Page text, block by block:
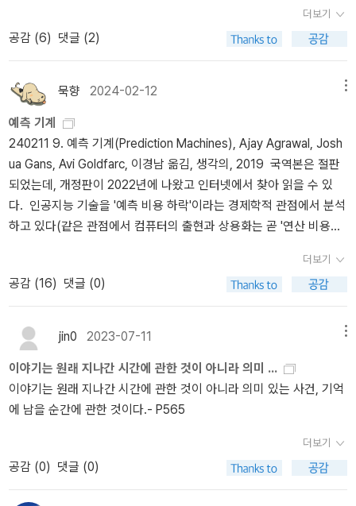
가 어떠해야 하는지 보여주는 좋은 사례에 해당하는 책이기도 하다.
어쩌면 부록에 해당하는 짧은 논문 두 편의 해설에 해당하는 본문 67
을 뒤엎은 심리학자의 실험과 설명이 언제나 그 자리에서 벗어나지
못하는 생각의 방향과 깊이를 바로잡아준다.
베르트 마르쿠제, 에리히 프롬 <프로이트 심리학 심리학 비판>, 선영
사12. 스탠리 밀그램, <권위에 대한 복종>, 에코리브르 13. 로버트 E.
세이어, <기분의 문제>, 청림출판 14. 장 피아제, <지능의 심리학>,
양서원 15. 스티븐 핑커, <빈 서판>, 사이언스북스 16. 올리버 색스,
<아내를 모자로 착각한 남자>, 알마 17. 빌라야누르 라마찬드란, <라
마찬드란 박사의 두뇌 실험실>, 바다출판사 18. 빅터 프랭클, <죽음
의 수용소에서>, 청아출판사 19. 도널드 A. 노먼, <디자인과 인간심
리>, 학지사 20. 자크 라캉, <욕망이론>, 문예출판사 21. 크리스토퍼
차브리스, <보이지 않는 고릴라>, 김영사 22. 칼 매닝거, <인간의 마
음, 무엇이 문제인가> 선영사 23. 토머스 A. 해리스, <마음의 해부학
>, 21세기북스 24. 구스타프 르봉, <군중심리>, 간디서원 25. 프로이
트, <정신분석학 입문>, 범우사 25. 조 내버로 & 마빈 칼린스, <FBI
워드 가드너, <다중지능>, 28. 에드워드 드 보노, <수평적 사고> 29.
하이, <창의성의 즐거움>, 북로드 31. 로버트 치알디니, <설득의 심리
학>, 21세기북스 32. 아르투어 슈니츨러, <사랑의 묘약>, 문예출판
사 33. 슈테판 츠바이크, <초조한 마음>, 문학과지성사
돌베개 74.생각에 관한 생각:우리의 행동을 지배하는 생각의 반란!.대
니얼 카너만 김영사 75.내 안에서 나를 만드는 것들 아담 스미스 세계
사 76.빈 서판(인간은 본성을 타고나는가) 스티븐 핑커 사이언스북스
77.무엇이 탁월한 삶인가 리처드 테일러 마디 78.철학이 필요한 시간
강신주 사계절 79.니코마코스 윤리학 아리스토텔레스 숲 80.죽음이
란 무엇인가 셀리 케이건 엘도라도 81.순수이성비판.1-2. 임마누엘
칸드 아카넷 82.꿈의 해석 프로이트 돋을새김 83.강신주의 감정수업
(스피노자와 함께 배우는 인간의 48가지 얼굴) 강신주 민음사
▣ 과 학 84.과학혁명의 구조 [4판]
토머스 S. 쿤 까치 85.이기적 유전자 [개정판] 리처드 도킨스 을유문
종의 기원 : 생물의 진화론을 확립시킨 획기적인 고전 다윈 홍신문화
사 90.전쟁이 발명한 과학기술의 역사 도현신 시대의창 91.카오스 :
새로운 과학의 출현 [20주년 기념판] 제임스 글릭 92.뇌 : 생각의 출
현 박문호 휴머니스트 93.눈먼 시계공 리처드 도킨스 사이언스북스
94.코스모스 [보급판] 칼 세이건 사이언스북스 95.이중나선 제임스
왓슨 궁리 96.우주의 통찰 앨런 구스 와이즈베리 97.객관성의 칼날
찰스 길리스피 이필렬 98.엔트로피 제레미 리프킨 세종연구원 공사
추천 목록중 철학과 과학편중 그나마 철학편은 논어나 장자,꿈의 해
로 들은 책 제목이라도 있으나 과학편중엥서 읽은 책은 코스모스가
더보기
공감 (6) 댓글 (2)
묵향 2024-02-12
예측 기계
240211 9. 예측 기계(Prediction Machines), Ajay Agrawal, Josh
ua Gans, Avi Goldfarc, 이경남 옮김, 생각의, 2019 국역본은 절판
되었는데, 개정판이 2022년에 나왔고 인터넷에서 찾아 읽을 수 있
다. 인공지능 기술을 '예측 비용 하락'이라는 경제학적 관점에서 분석
하고 있다(같은 관점에서 컴퓨터의 출현과 상용화는 곧 '연산 비용의
후 배송'에서 '배송 후 쇼핑(또는 반품)'으로의 전환을 설명한 대목이
인상 깊어 큰 기대를 가졌는데, 생각해보니 물리적 상점들이야말로
늘 고객의 집단적 수요를 예측하고는 있다(아마존은 2013년에 예측
배송anticipatory shipping에 관한 특허를 받았다 https://patents.g
oogle.com/patent/US8615473B2 ). 아무튼 (아주 살짝 용두사미
가 된 감이 없지는 않지만) 흥미로운 통찰이 많다. 예측은 지금 가진
정보(데이터)를 활용하여 가지고 있지 않은 정보(빠진 정보)를 채우
는 과정이다. 예측 비용이 떨어진다는 것은 더 많은 예측이 일어난다
Kathryn Howe는 어떤 문제를 예측 문제로 재구성하는 능력을 'AI In
sight'라고 불렀다(29, 61, 228쪽). 의사 결정의 질도 꾸준히 향상된
다. 예측 비용이 떨어져 기계 예측이 많아질수록 인간이 하는 예측
더보기
공감 (16) 댓글 (0)
jin0 2023-07-11
이야기는 원래 지나간 시간에 관한 것이 아니라 의미 ...
이야기는 원래 지나간 시간에 관한 것이 아니라 의미 있는 사건, 기억
에 남을 순간에 관한 것이다.- P565
더보기
공감 (0) 댓글 (0)